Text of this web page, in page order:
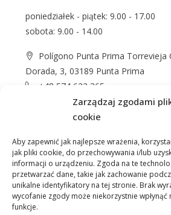
Zarządzaj zgodami
cookie
Aby zapewnić jak najlepsze wrażenia,
jak pliki cookie, do przechowywania i/lub
informacji o urządzeniu. Zgoda na te
przetwarzać dane, takie jak zachowanie
unikalne identyfikatory na tej stronie. Brak
wycofanie zgody może niekorzystnie wpłynąć
funkcje.
poniedziałek - piątek: 9.00 - 17.00
sobota: 9.00 - 14.00
Polígono Punta Prima Torrevieja
Dorada, 3, 03189 Punta Prima
+48 574 622 365
info@casprom.es
Nieruchomości O Nas Jak